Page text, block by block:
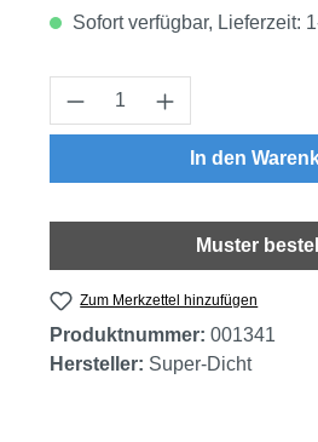
Sofort verfügbar, Lieferzeit:
Produkt Anzahl: Gib
In den
Muster
Zum Merkzettel hinzufügen
Produktnummer: 001341
Hersteller: Super-Dicht